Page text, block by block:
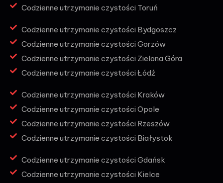
Codzienne utrzymanie czystości Toruń
Codzienne utrzymanie czystości Bydgoszcz
Codzienne utrzymanie czystości Gorzów
Codzienne utrzymanie czystości Zielona Góra
Codzienne utrzymanie czystości Łódź
Codzienne utrzymanie czystości Kraków
Codzienne utrzymanie czystości Opole
Codzienne utrzymanie czystości Rzeszów
Codzienne utrzymanie czystości Białystok
Codzienne utrzymanie czystości Gdańsk
Codzienne utrzymanie czystości Kielce